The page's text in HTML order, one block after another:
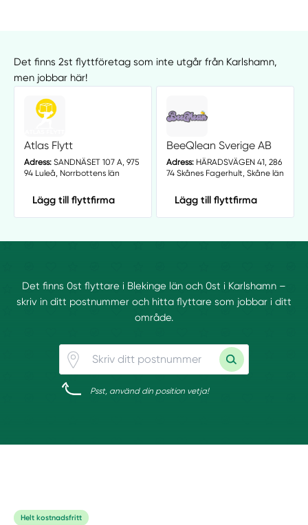
Det finns 2st flyttföretag som inte utgår från Karlshamn,
men jobbar här!
Atlas Flytt
Adress:SANDNÄSET 107 A, 975
94 Luleå, Norrbottens län
Lägg till flyttfirma
BeeQlean Sverige AB
Adress:HÄRADSVÄGEN 41, 286
74 Skånes Fagerhult, Skåne län
Lägg till flyttfirma
Det finns 0st flyttare i Blekinge län och 0st i Karlshamn –
skriv in ditt postnummer och hitta flyttare som jobbar i ditt
område.
Psst, använd din position vetja!
Helt kostnadsfritt